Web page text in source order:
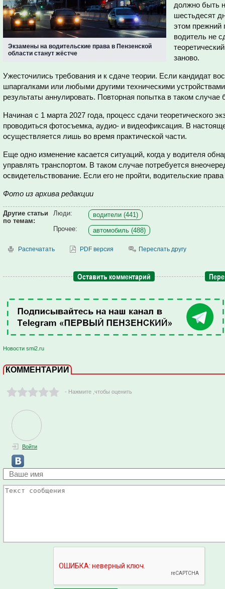
Экзамены на водительские права в Пензенской
области станут жёстче
должно быть
шестьдесят
этом прежний
водитель не
заново.
Ужесточились требования и к сдаче теории. Если кандидат
шпаргалками или любыми другими техническими
результаты аннулировать. Повторная попытка в таком случае
Начиная с 1 марта 2027 года, процесс сдачи теоретического
проводиться фотосъемка, аудио- и видеофиксация. В
осуществляется лишь во время практической части.
Еще одно изменение касается ситуаций, когда у водителя
управлять транспортом. В таком случае потребуется
освидетельствование. Если его не пройти, водительские
Фото из архива редакции
Другие статьи
по темам:
Люди:
водители (441)
Прочее:
автомобиль (488)
Распечатать PDF версия Переслать другу
Оставить комментарий
Новости smi2.ru
КОММЕНТАРИИ
- Нажмите ,чтобы оценить
Войти